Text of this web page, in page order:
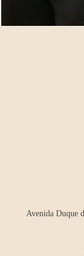
Avenida Duque